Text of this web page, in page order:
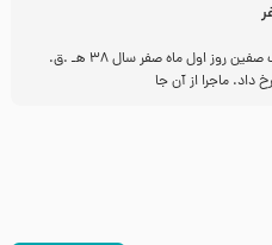
1ـ وقوع جنگ صفین روز اول ماه صفر سال 38 هـ .ق.
ماجرا از آن جا